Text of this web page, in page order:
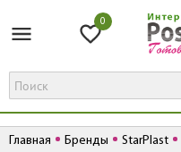
0
Главная Бренды StarPlast